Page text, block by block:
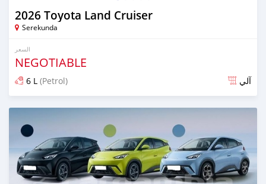
2026 Toyota Land Cruiser
Serekunda
السعر
NEGOTIABLE
6 L (Petrol) آلي
تم النشر منذ 10 أيام مضت